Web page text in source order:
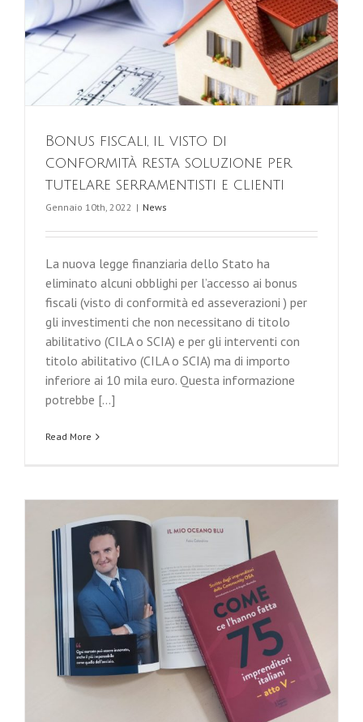
Bonus fiscali, il visto di
conformità resta soluzione per
tutelare serramentisti e clienti
Gennaio 10th, 2022 | News
La nuova legge finanziaria dello Stato ha
eliminato alcuni obblighi per l’accesso ai bonus
fiscali (visto di conformità ed asseverazioni ) per
gli investimenti che non necessitano di titolo
abilitativo (CILA o SCIA) e per gli interventi con
titolo abilitativo (CILA o SCIA) ma di importo
inferiore ai 10 mila euro. Questa informazione
potrebbe [...]
Read More